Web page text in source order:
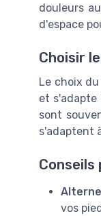
douleurs
d'espace
Choisir
Le choix
et s'adapte
sont
s'adaptent
vos